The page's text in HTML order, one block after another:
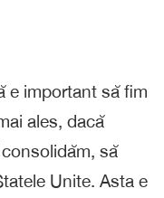
e important să fim
ales, dacă
să
Unite. Asta e